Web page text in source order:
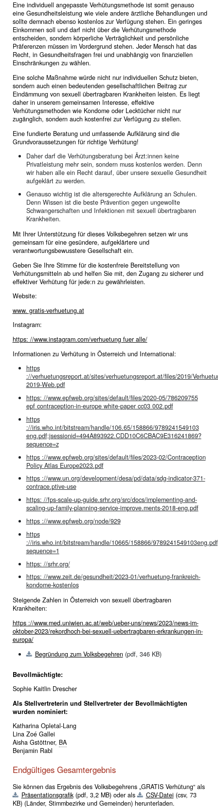
Eine individuell angepasste Verhütungsmethode ist somit genauso
eine Gesundheitsleistung wie viele andere ärztliche Behandlungen und
sollte demnach ebenso kostenlos zur Verfügung stehen. Ein geringes
Einkommen soll und darf nicht über die Verhütungsmethode
entscheiden, sondern körperliche Verträglichkeit und persönliche
Präferenzen müssen im Vordergrund stehen. Jeder Mensch hat das
Recht, in Gesundheitsfragen frei und unabhängig von finanziellen
Einschränkungen zu wählen.
Eine solche Maßnahme würde nicht nur individuellen Schutz bieten,
sondern auch einen bedeutenden gesellschaftlichen Beitrag zur
Eindämmung von sexuell übertragbaren Krankheiten leisten. Es liegt
daher in unserem gemeinsamen Interesse, effektive
Verhütungsmethoden wie Kondome oder Lecktücher nicht nur
zugänglich, sondern auch kostenfrei zur Verfügung zu stellen.
Eine fundierte Beratung und umfassende Aufklärung sind die
Grundvoraussetzungen für richtige Verhütung!
Daher darf die Verhütungsberatung bei Ärzt:innen keine
Privatleistung mehr sein, sondern muss kostenlos werden. Denn
wir haben alle ein Recht darauf, über unsere sexuelle Gesundheit
aufgeklärt zu werden.
Genauso wichtig ist die altersgerechte Aufklärung an Schulen.
Denn Wissen ist die beste Prävention gegen ungewollte
Schwangerschaften und Infektionen mit sexuell übertragbaren
Krankheiten.
Mit Ihrer Unterstützung für dieses Volksbegehren setzen wir uns
gemeinsam für eine gesündere, aufgeklärtere und
verantwortungsbewusstere Gesellschaft ein.
Geben Sie Ihre Stimme für die kostenfreie Bereitstellung von
Verhütungsmitteln ab und helfen Sie mit, den Zugang zu sicherer und
effektiver Verhütung für jede:n zu gewährleisten.
Website:
www. gratis-verhuetung.at
Instagram:
https: //www.instagram.com/verhuetung fuer alle/
Informationen zu Verhütung in Österreich und International:
https
://verhuetungsreport.at/sites/verhuetungsreport.at/files/2019/
2019-Web.pdf
https: //www.epfweb.org/sites/default/files/2020-05/786209755
epf contraception-in-europe white-paper cc03 002.pdf
https
://iris.who.int/bitstream/handle/106.65/158866/9789241549103
eng.pdf;jsessionid=494A893922.CDD10C6CBAC9E316241869?
sequence=z
https ://www.epfweb.org/sites/default/files/2023-02/Contraception
Policy Atlas Europe2023.pdf
https ://www.un.org/development/desa/pd/data/sdg-indicator-371-
contrace.ptive-use
https: //fps-scale-up-guide.srhr.org/src/docs/implementing-and-
scaling-up-family-planning-service-improve.ments-2018-eng.pdf
https ://www.epfweb.org/node/929
https
://iris.who.int/bitstream/handle/10665/158866/
sequence=1
https: //srhr.org/
https: //www.zeit.de/gesundheit/2023-01/verhuetung-frankreich-
kondome-kostenlos
Steigende Zahlen in Österreich von sexuell übertragbaren
Krankheiten:
https ://www.med.uniwien.ac.at/web/ueber-uns/news/2023/news-im-
oktober-2023/rekordhoch-bei-sexuell-uebertragbaren-erkrankungen-in-
europa/
Begründung zum Volksbegehren(pdf, 346 KB)
Bevollmächtigte:
Sophie Kaitlin Drescher
Als Stellvertreterin und Stellvertreter der Bevollmächtigten
wurden nominiert:
Katharina Opletal-Lang
Lina Zoé Gallei
Aisha Gstöttner, BA
Benjamin Rabl
Endgültiges Gesamtergebnis
Sie können das Ergebnis des Volksbegehrens „GRATIS Verhütung“ als
Präsentationsgrafik(pdf, 3,2 MB)oder als CSV-Datei (csv, 73
KB)(Länder, Stimmbezirke und Gemeinden) herunterladen.